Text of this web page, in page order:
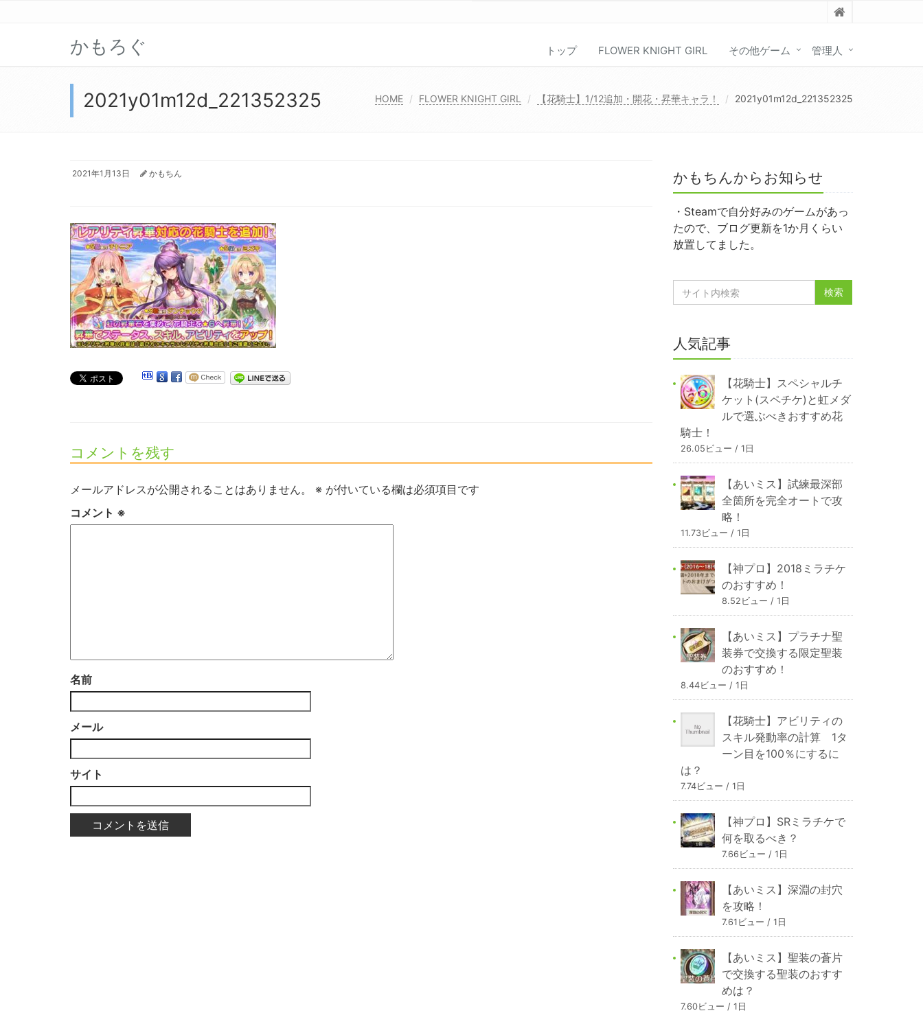
かもろぐ トップ FLOWER KNIGHT GIRL その他ゲーム 管理人
2021y01m12d_221352325 HOME FLOWER KNIGHT GIRL 【花騎士】1/12追加・開花・昇華キャラ！ 2021y01m12d_221352325
2021年1月13日 かもちん
コメントを残す
メールアドレスが公開されることはありません。 ※ が付いている欄は必須項目です
コメント ※
名前
メール
サイト
かもちんからお知らせ
・Steamで自分好みのゲームがあっ
たので、ブログ更新を1か月くらい
放置してました。
人気記事
【花騎士】スペシャルチ
ケット(スペチケ)と虹メダ
ルで選ぶべきおすすめ花
騎士！
26.05ビュー / 1日
【あいミス】試練最深部
全箇所を完全オートで攻
略！
11.73ビュー / 1日
【神プロ】2018ミラチケ
のおすすめ！
8.52ビュー / 1日
【あいミス】プラチナ聖
装券で交換する限定聖装
のおすすめ！
8.44ビュー / 1日
【花騎士】アビリティの
スキル発動率の計算 1タ
ーン目を100％にするに
は？
7.74ビュー / 1日
【神プロ】SRミラチケで
何を取るべき？
7.66ビュー / 1日
【あいミス】深淵の封穴
を攻略！
7.61ビュー / 1日
【あいミス】聖装の蒼片
で交換する聖装のおすす
めは？
7.60ビュー / 1日